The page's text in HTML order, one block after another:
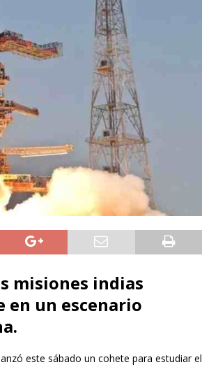
misiones indias
un escenario
este sábado un cohete para estudiar el